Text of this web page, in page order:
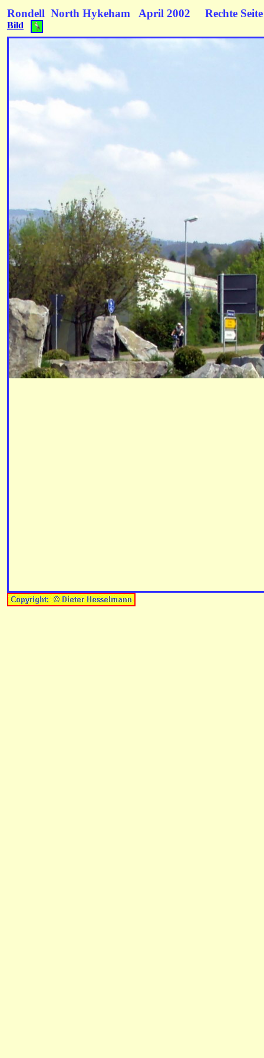
Rondell North Hykeham April 2002 Rechte
Bild